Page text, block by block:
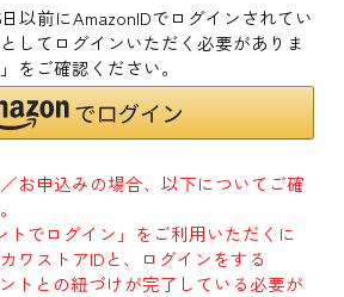
日以前にAmazonIDでログインされてい
してログインいただく必要がありま
をご確認ください。
お申込みの場合、以下についてご確
トでログイン」をご利用いただくに
ワストアIDと、ログインをする
トとの紐づけが完了している必要が